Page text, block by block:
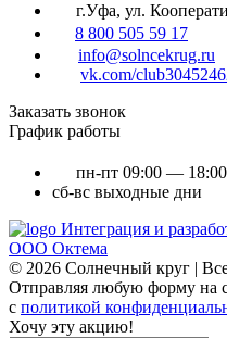
г.Уфа, ул.
8 800 505 59 17
info@solncekrug.ru
vk.com/
Заказать звонок
График работы
пн-пт 09:00 — 18:00
сб-вс выходные дни
Интеграция и
ООО Октема
© 2026 Солнечный круг |
Отправляя любую форму на
с политикой
Хочу эту акцию!